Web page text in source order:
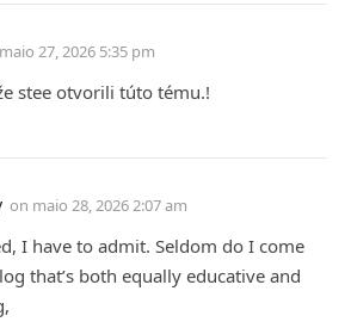
maio 27, 2026 5:35 pm
stee оtvorili túto tému.!
on maio 28, 2026 2:07 am
I have to admit. Seldom do I come
that’s both equally educative and